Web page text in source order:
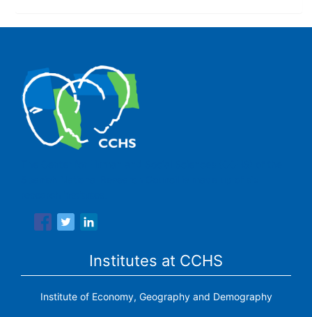
Institutes at CCHS
Institute of Economy, Geography and Demography